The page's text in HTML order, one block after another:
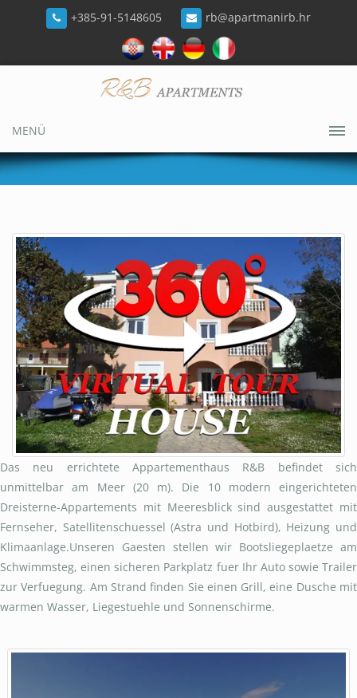
+385-91-5148605 rb@apartmanirb.hr
MENÜ
Das neu errichtete Appartementhaus R&B befindet sich
unmittelbar am Meer (20 m). Die 10 modern eingerichteten
Dreisterne-Appartements mit Meeresblick sind ausgestattet mit
Fernseher, Satellitenschuessel (Astra und Hotbird), Heizung und
Klimaanlage.Unseren Gaesten stellen wir Bootsliegeplaetze am
Schwimmsteg, einen sicheren Parkplatz fuer Ihr Auto sowie Trailer
zur Verfuegung. Am Strand finden Sie einen Grill, eine Dusche mit
warmen Wasser, Liegestuehle und Sonnenschirme.